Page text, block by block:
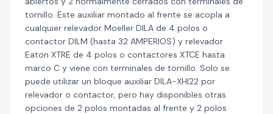
tornillo. Este auxiliar montado al frente se acopla a
cualquier relevador Moeller DILA de 4 polos o
contactor DILM (hasta 32 AMPERIOS) y relevador
Eaton XTRE de 4 polos o contactores XTCE hasta
marco C y viene con terminales de tornillo. Solo se
puede utilizar un bloque auxiliar DILA-XHI22 por
relevador o contactor, pero hay disponibles otras
opciones de 2 polos montadas al frente y 2 polos